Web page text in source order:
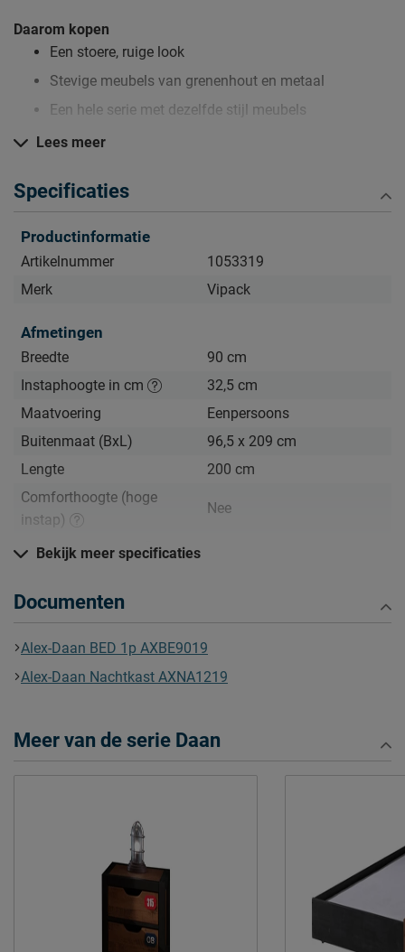
Daarom kopen
Een stoere, ruige look
Stevige meubels van grenenhout en metaal
Een hele serie met dezelfde stijl meubels
Kijk bij het kopje ‘Goed om te weten’ om alle tips & tricks te
zien.
Lees meer
Specificaties
Productinformatie
Artikelnummer
1053319
Merk
Vipack
Afmetingen
Breedte
90 cm
Instaphoogte in cm
32,5 cm
Maatvoering
Eenpersoons
Buitenmaat (BxL)
96,5 x 209 cm
Lengte
200 cm
Comforthoogte (hoge
instap)
Nee
Hoogte hoofdbord
Kenmerken
Thema bed
Elektrisch verstelbare
Mogelijk
Kleur
naturel
Materiaal
grenen
Goed om te weten
Afnemen met een vochtig
Bekijk meer specificaties
Documenten
Alex-Daan BED 1p AXBE9019
Alex-Daan Nachtkast AXNA1219
Meer van de serie Daan